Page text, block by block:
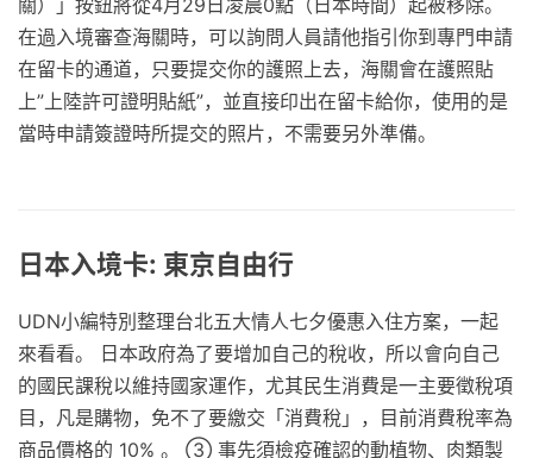
關）」按鈕將從4月29日凌晨0點（日本時間）起被移除。
在過入境審查海關時，可以詢問人員請他指引你到專門申請
在留卡的通道，只要提交你的護照上去，海關會在護照貼
上”上陸許可證明貼紙”，並直接印出在留卡給你，使用的是
當時申請簽證時所提交的照片，不需要另外準備。
日本入境卡: 東京自由行
UDN小編特別整理台北五大情人七夕優惠入住方案，一起
來看看。 日本政府為了要增加自己的稅收，所以會向自己
的國民課稅以維持國家運作，尤其民生消費是一主要徵稅項
目，凡是購物，免不了要繳交「消費稅」，目前消費稅率為
商品價格的 10% 。 ③ 事先須檢疫確認的動植物、肉類製